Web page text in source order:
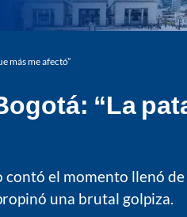
más me afectó”
“La
el momento llenó
una brutal golpiza.